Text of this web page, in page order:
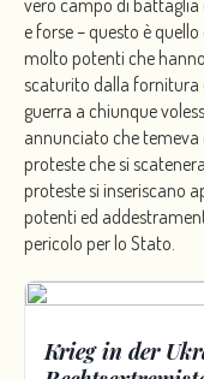
e forse – questo è
molto potenti che
scaturito dalla
guerra a chiunque
annunciato che temeva
proteste che si
proteste si inseriscano
potenti ed
pericolo per lo Stato.
Krieg in der